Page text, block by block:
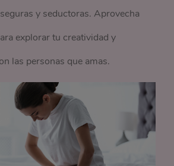
y seductoras. Aprovecha
explorar tu creatividad y
las personas que amas.